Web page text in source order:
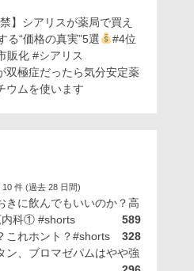
】シアリスが薬局で買え
る“価格の真実”5選
#4位
販化 #シアリス
双極症だったら気分安定薬
ウムを使います
件 (過去 28 日間)
きに飲んでもいいのか？高
内科① #shorts
589
これホント？#shorts
328
ン、ブロマゼパムはやや強